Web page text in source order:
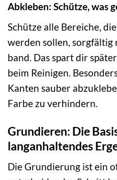
Abkleben: Schütze, was
Schütze alle Bereiche,
werden sollen, sorgfältig
band. Das spart dir
beim Reinigen.
Kanten sauber
Farbe zu verhindern.
Grundieren: Die
langanhaltendes
Die Grundierung ist ein